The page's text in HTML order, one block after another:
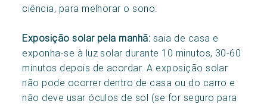
ciência, para melhorar o sono.
Exposição solar pela manhã: saia de casa e
exponha-se à luz solar durante 10 minutos, 30-60
minutos depois de acordar. A exposição solar
não pode ocorrer dentro de casa ou do carro e
não deve usar óculos de sol (se for seguro para